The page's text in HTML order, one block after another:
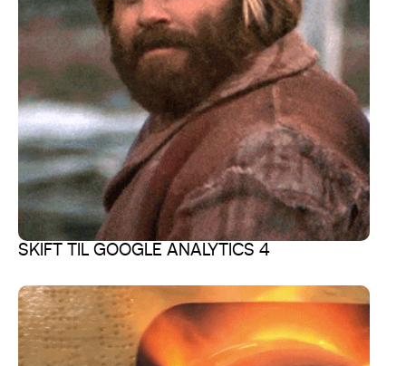
SKIFT TIL GOOGLE ANALYTICS 4